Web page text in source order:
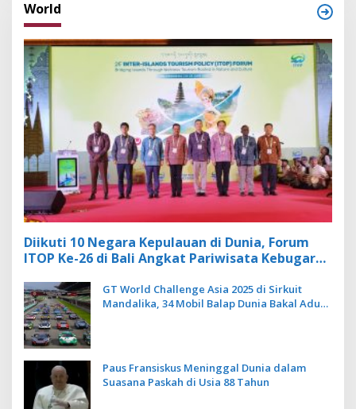
World
Diikuti 10 Negara Kepulauan di Dunia, Forum
ITOP Ke-26 di Bali Angkat Pariwisata Kebugaran
GT World Challenge Asia 2025 di Sirkuit
Mandalika, 34 Mobil Balap Dunia Bakal Adu
Paus Fransiskus Meninggal Dunia dalam
Suasana Paskah di Usia 88 Tahun